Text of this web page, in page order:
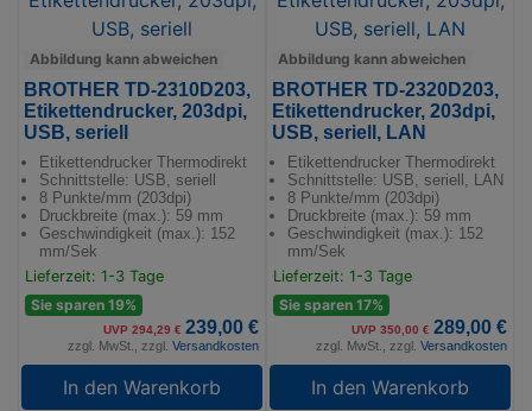
Abbildung kann abweichen
BROTHER TD-2310D203,
Etikettendrucker, 203dpi,
USB, seriell
Etikettendrucker Thermodirekt
Schnittstelle: USB, seriell
8 Punkte/mm (203dpi)
Druckbreite (max.): 59 mm
Geschwindigkeit (max.): 152
mm/Sek
Lieferzeit: 1-3 Tage
Sie sparen 19%
UVP 294,29 € 239,00 €
zzgl. MwSt., zzgl. Versandkosten
In den Warenkorb
Abbildung kann abweichen
BROTHER TD-2320D203,
Etikettendrucker, 203dpi,
USB, seriell, LAN
Etikettendrucker Thermodirekt
Schnittstelle: USB, seriell, LAN
8 Punkte/mm (203dpi)
Druckbreite (max.): 59 mm
Geschwindigkeit (max.): 152
mm/Sek
Lieferzeit: 1-3 Tage
Sie sparen 17%
UVP 350,00 € 289,00 €
zzgl. MwSt., zzgl. Versandkosten
In den Warenkorb